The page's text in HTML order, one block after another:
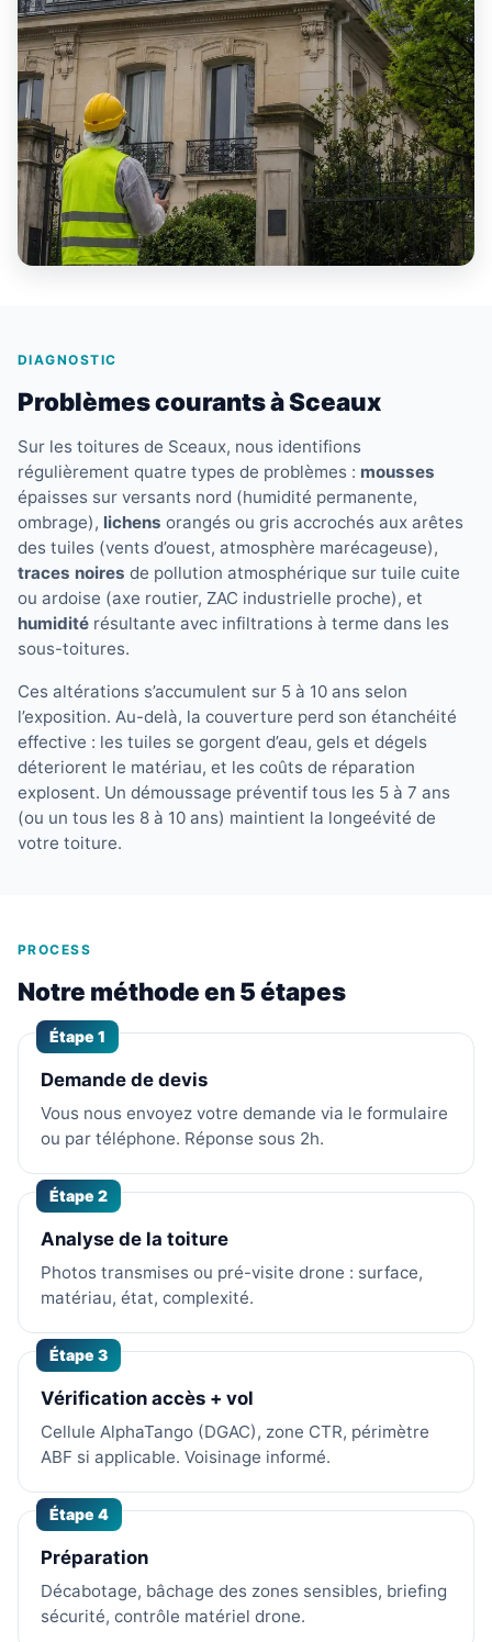
DIAGNOSTIC
Problèmes courants à Sceaux
Sur les toitures de Sceaux, nous identifions
régulièrement quatre types de problèmes : mousses
épaisses sur versants nord (humidité permanente,
ombrage), lichens orangés ou gris accrochés aux arêtes
des tuiles (vents d’ouest, atmosphère marécageuse),
traces noires de pollution atmosphérique sur tuile cuite
ou ardoise (axe routier, ZAC industrielle proche), et
humidité résultante avec infiltrations à terme dans les
sous-toitures.
Ces altérations s’accumulent sur 5 à 10 ans selon
l’exposition. Au-delà, la couverture perd son étanchéité
effective : les tuiles se gorgent d’eau, gels et dégels
déteriorent le matériau, et les coûts de réparation
explosent. Un démoussage préventif tous les 5 à 7 ans
(ou un tous les 8 à 10 ans) maintient la longeévité de
votre toiture.
PROCESS
Notre méthode en 5 étapes
Étape 1
Demande de devis
Vous nous envoyez votre demande via le formulaire
ou par téléphone. Réponse sous 2h.
Étape 2
Analyse de la toiture
Photos transmises ou pré-visite drone : surface,
matériau, état, complexité.
Étape 3
Vérification accès + vol
Cellule AlphaTango (DGAC), zone CTR, périmètre
ABF si applicable. Voisinage informé.
Étape 4
Préparation
Décabotage, bâchage des zones sensibles, briefing
sécurité, contrôle matériel drone.